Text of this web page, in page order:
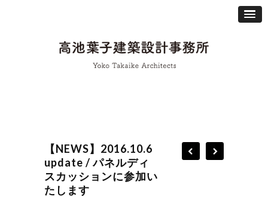
【NEWS】2016.10.6
update / パネルディ
スカッションに参加い
たします